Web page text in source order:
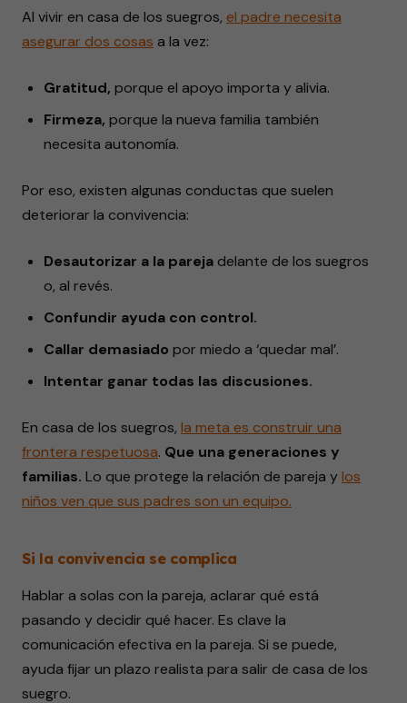
Al vivir en casa de los suegros, el padre necesita
asegurar dos cosas a la vez:
Gratitud, porque el apoyo importa y alivia.
Firmeza, porque la nueva familia también
necesita autonomía.
Por eso, existen algunas conductas que suelen
deteriorar la convivencia:
Desautorizar a la pareja delante de los suegros
o, al revés.
Confundir ayuda con control.
Callar demasiado por miedo a ‘quedar mal’.
Intentar ganar todas las discusiones.
En casa de los suegros, la meta es construir una
frontera respetuosa. Que una generaciones y
familias. Lo que protege la relación de pareja ylos
niños ven que sus padres son un equipo.
Si la convivencia se complica
Hablar a solas con la pareja, aclarar qué está
pasando y decidir qué hacer. Es clave la
comunicación efectiva en la pareja. Si se puede,
ayuda fijar un plazo realista para salir de casa de los
suegro.